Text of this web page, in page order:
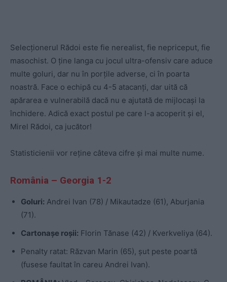
Selecționerul Rădoi este fie nerealist, fie nepriceput, fie
masochist. O ține langa cu jocul ultra-ofensiv care aduce
multe goluri, dar nu în porțile adverse, ci în poarta
noastră. Face o echipă cu 4-5 atacanți, dar uită că
apărarea e vulnerabilă dacă nu e ajutată de mijlocași la
închidere. Adică exact postul pe care l-a acoperit și el,
Mirel Rădoi, ca jucător!
Statisticienii vor reține câteva cifre și mai multe nume.
România – Georgia 1-2
Goluri: Andrei Ivan (78) / Mikautadze (61), Aburjania
(71).
Cartonașe roșii: Florin Tănase (42) / Kverkveliya (64).
Penalty ratat: Răzvan Marin (65), șut peste poartă
(fusese faultat în careu Andrei Ivan).